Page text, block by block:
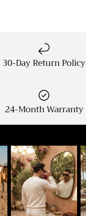
30-Day Return Policy
24-Month Warranty